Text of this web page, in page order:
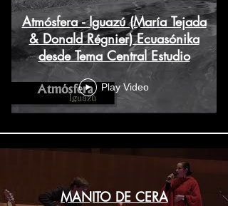
Atmósfera - Iguazú (María Tejada
& Donald Régnier) Ecuasónika
desde Tema Central Estudio
Play Video
MANITO DE CERA